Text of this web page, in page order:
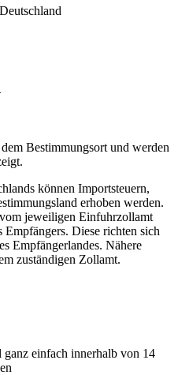
Bestimmungsort und werden
können Importsteuern,
erhoben werden.
jeweiligen Einfuhrzollamt
Empfängers. Diese richten sich
Empfängerlandes. Nähere
zuständigen Zollamt.
einfach innerhalb von 14